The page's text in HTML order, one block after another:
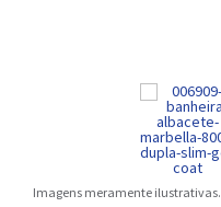
Imagens meramente ilustrativas.